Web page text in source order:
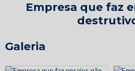
Empresa que faz
Galeria